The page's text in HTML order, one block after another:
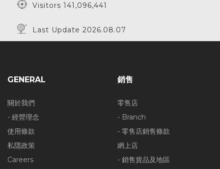
Visitors 141,096,441
Last Update 2026.08.07
GENERAL
關於我們
- 經營理念
使用條款
私隱政策
Careers
銷售
零售店
- Branch
- 零售店銷售條款
網上店
- 銷售貨品及地區